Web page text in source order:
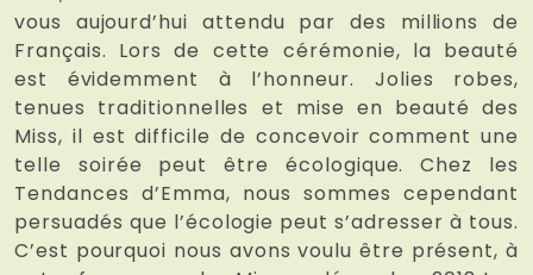
vous aujourd’hui attendu par des millions de
Français. Lors de cette cérémonie, la beauté
est évidemment à l’honneur. Jolies robes,
tenues traditionnelles et mise en beauté des
Miss, il est difficile de concevoir comment une
telle soirée peut être écologique. Chez les
Tendances d’Emma, nous sommes cependant
persuadés que l’écologie peut s’adresser à tous.
C’est pourquoi nous avons voulu être présent, à